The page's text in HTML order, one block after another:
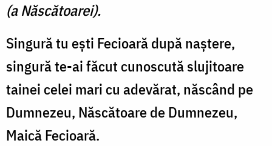
(a Născătoarei).
Singură tu eşti Fecioară după naştere,
singură te-ai făcut cunoscută slujitoare
tainei celei mari cu adevărat, născând pe
Dumnezeu, Născătoare de Dumnezeu,
Maică Fecioară.